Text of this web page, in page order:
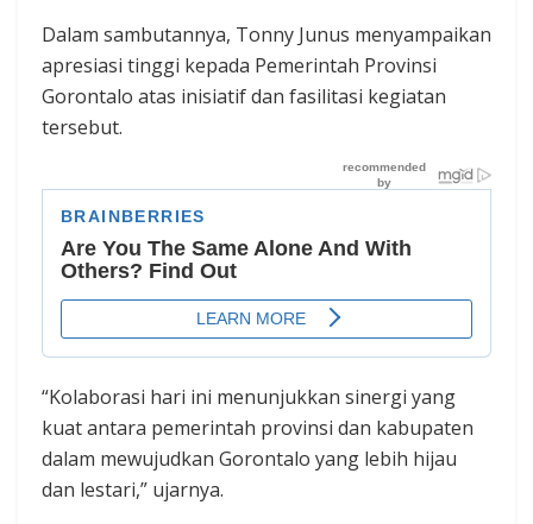
Dalam sambutannya, Tonny Junus menyampaikan
apresiasi tinggi kepada Pemerintah Provinsi
Gorontalo atas inisiatif dan fasilitasi kegiatan
tersebut.
“Kolaborasi hari ini menunjukkan sinergi yang
kuat antara pemerintah provinsi dan kabupaten
dalam mewujudkan Gorontalo yang lebih hijau
dan lestari,” ujarnya.